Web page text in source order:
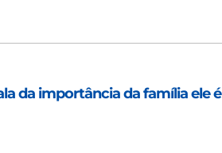
da importância da família ele é